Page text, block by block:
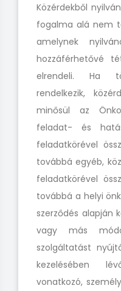
Közérdekből
fogalma alá nem
amelynek
hozzáférhetővé
elrendeli. Ha
rendelkezik,
minősül az
feladat- és
feladatkörével
továbbá egyéb,
feladatkörével
továbbá a helyi
szerződés alapján
vagy más
szolgáltatást
kezelésében
vonatkozó,